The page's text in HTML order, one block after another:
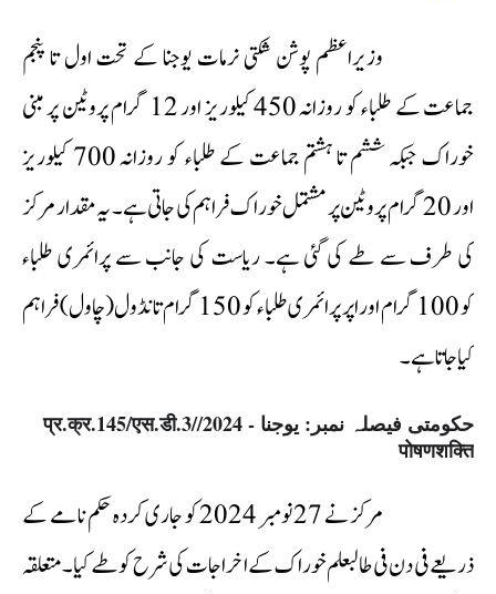
وزیراعظم پوشن شکتی نرمات یوجنا کے تحت اول تا پنجم
جماعت کے طلباء کو روزانہ 450 کیلوریز اور 12 گرام پروٹین پر مبنی
خوراک جبکہ ششم تا ہشتم جماعت کے طلباء کو روزانہ 700 کیلوریز
اور 20 گرام پروٹین پر مشتمل خوراک فراہم کی جاتی ہے۔ یہ مقدار مرکز
کی طرف سے طے کی گئی ہے۔ ریاست کی جانب سے پرائمری طلباء
کو 100 گرام اور اپر پرائمری طلباء کو 150 گرام تانڈول (چاول) فراہم
کیا جاتا ہے۔
حکومتی فیصلہ نمبر: یوجنا - 2024/प्र.क्र.145/एस.डी.3/
पोषणशक्ति
مرکز نے 27 نومبر 2024 کو جاری کردہ حکم نامے کے
ذریعے فی دن فی طالبعلم خوراک کے اخراجات کی شرح کو طے کیا۔ متعلقہ